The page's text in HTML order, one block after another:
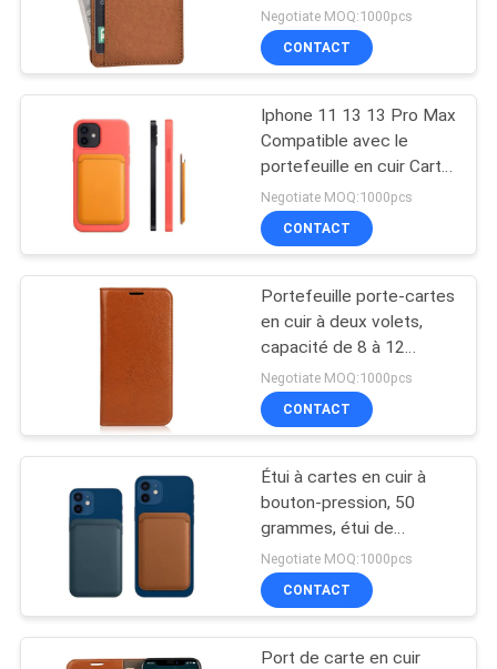
sac imperméable de
sac à dos
Eva Electronic Case
46
Les sports portent
des vêtements
iPhone 11 13 13 Pro
Max Compact et élégant
pour les dirigeants
Negotiate MOQ:1000pcs
CONTACT
Iphone 11 13 13 Pro Max
Compatible avec le
portefeuille en cuir Carte
de portefeuille Compact
Facteur de forme de
repassage élégant
Negotiate MOQ:1000pcs
CONTACT
Portefeuille porte-cartes
en cuir à deux volets,
capacité de 8 à 12
cartes, modèle Rewell,
minimaliste, élégant,
rangement sécurisé pour
Negotiate MOQ:1000pcs
CONTACT
Étui à cartes en cuir à
bouton-pression, 50
grammes, étui de
rangement, design
compact et fin, idéal
pour les professionnels.
Negotiate MOQ:1000pcs
CONTACT
Port de carte en cuir